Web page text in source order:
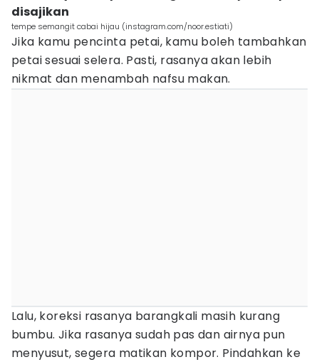
disajikan
tempe semangit cabai hijau (instagram.com/noor.estiati)
Jika kamu pencinta petai, kamu boleh tambahkan
petai sesuai selera. Pasti, rasanya akan lebih
nikmat dan menambah nafsu makan.
Lalu, koreksi rasanya barangkali masih kurang
bumbu. Jika rasanya sudah pas dan airnya pun
menyusut, segera matikan kompor. Pindahkan ke